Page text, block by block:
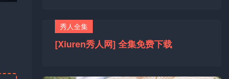
秀人全集
[Xiuren秀人网] 全集免费下载